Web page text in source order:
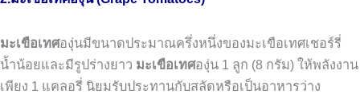
มะเขือเทศองุ่นมีขนาดประมาณครึ่งหนึ่งของมะเขือเทศเชอร์รี่
น้ำน้อยและมีรูปร่างยาว มะเขือเทศองุ่น 1 ลูก (8 กรัม) ให้พลังงาน
เพียง 1 แคลอรี่ นิยมรับประทานกับสลัดหรือเป็นอาหารว่าง